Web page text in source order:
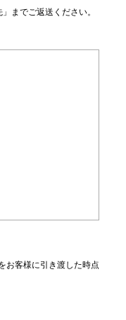
までご返送ください。
お客様に引き渡した時点